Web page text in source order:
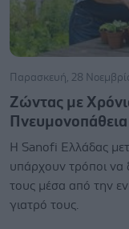
Παρασκευή, 28
Ζώντας με
Η Sanofi Ελλάδας
υπάρχουν τρόποι να
τους μέσα από την
γιατρό τους.